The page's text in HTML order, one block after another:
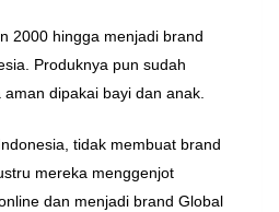
2000 hingga menjadi brand
Produknya pun sudah
dipakai bayi dan anak.
tidak membuat brand
mereka menggenjot
dan menjadi brand Global